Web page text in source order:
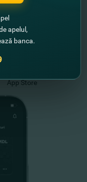
членом
apelul,
banca.